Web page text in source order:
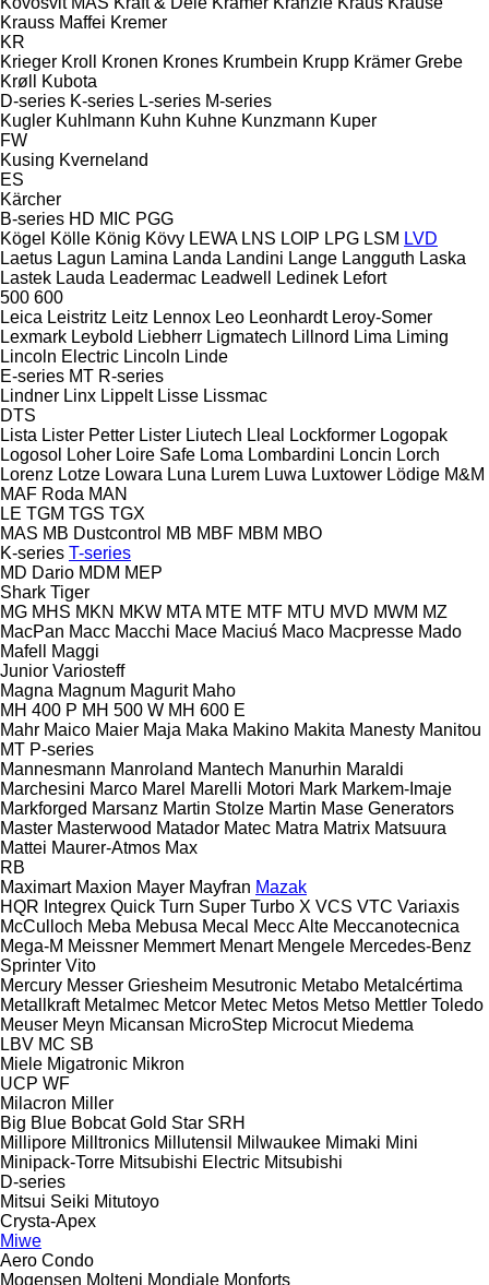
Krauss Maffei Kremer
KR
Krieger Kroll Kronen Krones Krumbein Krupp Krämer Grebe
Krøll
Kubota
D-series K-series L-series M-series
Kugler Kuhlmann Kuhn Kuhne Kunzmann Kuper
FW
Kusing Kverneland
ES
Kärcher
B-series HD MIC PGG
Kögel Kölle König Kövy LEWA LNS LOIP LPG LSM LVD
Laetus Lagun Lamina Landa Landini Lange Langguth Laska
Lastek Lauda Leadermac Leadwell Ledinek Lefort
500 600
Leica Leistritz Leitz Lennox Leo Leonhardt Leroy-Somer
Lexmark Leybold Liebherr Ligmatech Lillnord Lima Liming
Lincoln Electric Lincoln Linde
E-series MT R-series
Lindner Linx Lippelt Lisse Lissmac
DTS
Lista Lister Petter Lister Liutech Lleal Lockformer Logopak
Logosol
Loher Loire Safe Loma Lombardini Loncin Lorch
Lorenz Lotze Lowara Luna Lurem Luwa Luxtower Lödige M&M
MAF Roda MAN
LE TGM TGS TGX
MAS MB Dustcontrol MB MBF MBM MBO
K-series T-series
MD Dario MDM MEP
Shark Tiger
MG MHS MKN MKW MTA MTE MTF MTU MVD MWM MZ
MacPan Macc Macchi Mace Maciuś Maco Macpresse Mado
Mafell
Maggi
Junior Variosteff
Magna Magnum Magurit Maho
MH 400 P MH 500 W MH 600 E
Mahr Maico Maier Maja Maka Makino Makita Manesty Manitou
MT P-series
Mannesmann Manroland Mantech Manurhin Maraldi
Marchesini Marco Marel Marelli Motori Mark Markem-Imaje
Markforged Marsanz Martin Stolze Martin Mase Generators
Master Masterwood Matador Matec Matra Matrix Matsuura
Mattei Maurer-Atmos Max
RB
Maximart Maxion Mayer Mayfran Mazak
HQR Integrex Quick Turn Super Turbo X VCS VTC Variaxis
McCulloch Meba Mebusa Mecal Mecc Alte Meccanotecnica
Mega-M Meissner Memmert Menart Mengele Mercedes-Benz
Sprinter Vito
Mercury Messer Griesheim Mesutronic Metabo Metalcértima
Metallkraft Metalmec Metcor Metec Metos Metso Mettler Toledo
Meuser Meyn Micansan MicroStep Microcut Miedema
LBV MC SB
Miele Migatronic Mikron
UCP WF
Milacron Miller
Big Blue Bobcat Gold Star SRH
Millipore Milltronics Millutensil Milwaukee Mimaki Mini
Minipack-Torre Mitsubishi Electric Mitsubishi
D-series
Mitsui Seiki Mitutoyo
Crysta-Apex
Miwe
Aero Condo
Mogensen Molteni Mondiale Monforts